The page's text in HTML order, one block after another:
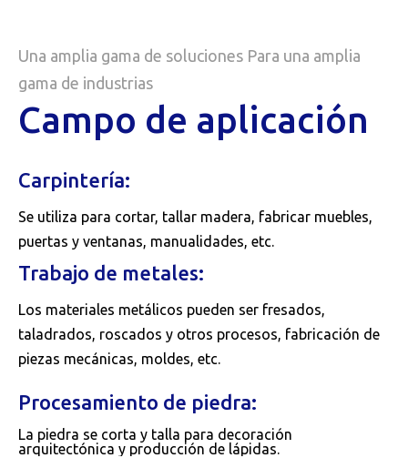
Una amplia gama de soluciones Para una amplia
gama de industrias
Campo de aplicación
Carpintería:
Se utiliza para cortar, tallar madera, fabricar muebles,
puertas y ventanas, manualidades, etc.
Trabajo de metales:
Los materiales metálicos pueden ser fresados,
taladrados, roscados y otros procesos, fabricación de
piezas mecánicas, moldes, etc.
Procesamiento de piedra:
La piedra se corta y talla para decoración
arquitectónica y producción de lápidas.